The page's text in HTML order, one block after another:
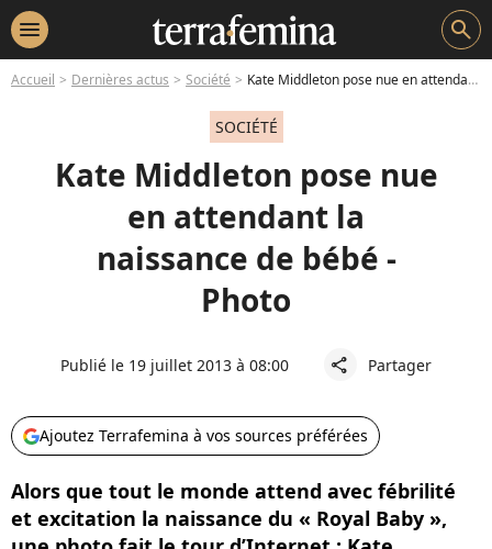
menu search
Accueil Dernières actus Société Kate Middleton pose nue en attendant la naissance de bébé - Photo
SOCIÉTÉ
Kate Middleton pose nue
en attendant la
naissance de bébé -
Photo
Publié le 19 juillet 2013 à 08:00 share Partager
Ajoutez Terrafemina à vos sources préférées
Alors que tout le monde attend avec fébrilité
et excitation la naissance du « Royal Baby »,